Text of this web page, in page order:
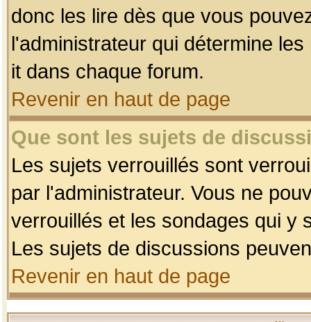
donc les lire dès que vous
l'administrateur qui détermine
it dans chaque forum.
Revenir en haut de page
Que sont les sujets de
Les sujets verrouillés sont
par l'administrateur. Vous ne
verrouillés et les sondages qui y
Les sujets de discussions
Revenir en haut de page